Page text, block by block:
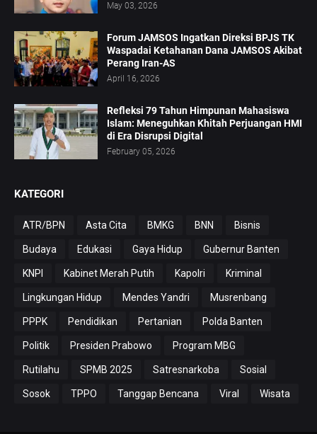
May 03, 2026
Forum JAMSOS Ingatkan Direksi BPJS TK
Waspadai Ketahanan Dana JAMSOS Akibat
Perang Iran-AS
April 16, 2026
Refleksi 79 Tahun Himpunan Mahasiswa
Islam: Meneguhkan Khitah Perjuangan HMI
di Era Disrupsi Digital
February 05, 2026
KATEGORI
ATR/BPN Asta Cita BMKG BNN Bisnis
Budaya Edukasi Gaya Hidup Gubernur Banten
KNPI Kabinet Merah Putih Kapolri Kriminal
Lingkungan Hidup Mendes Yandri Musrenbang
PPPK Pendidikan Pertanian Polda Banten
Politik Presiden Prabowo Program MBG
Rutilahu SPMB 2025 Satresnarkoba Sosial
Sosok TPPO Tanggap Bencana Viral Wisata